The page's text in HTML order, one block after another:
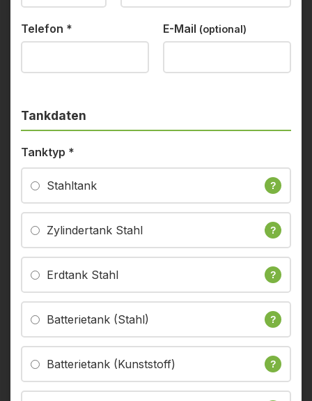
Telefon * E-Mail (optional)
Tankdaten
Tanktyp *
Stahltank ?
Zylindertank Stahl ?
Erdtank Stahl ?
Batterietank (Stahl) ?
Batterietank (Kunststoff) ?